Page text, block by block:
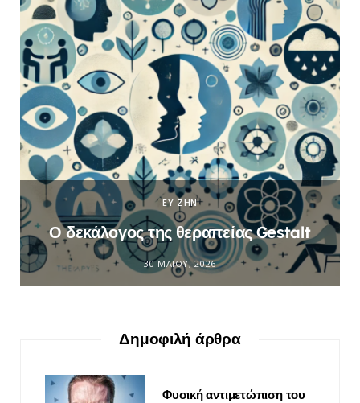
ΕΥ ΖΗΝ
Ο δεκάλογος της θεραπείας Gestalt
30 ΜΑΪ́ΟΥ, 2026
Δημοφιλή άρθρα
Φυσική αντιμετώπιση του